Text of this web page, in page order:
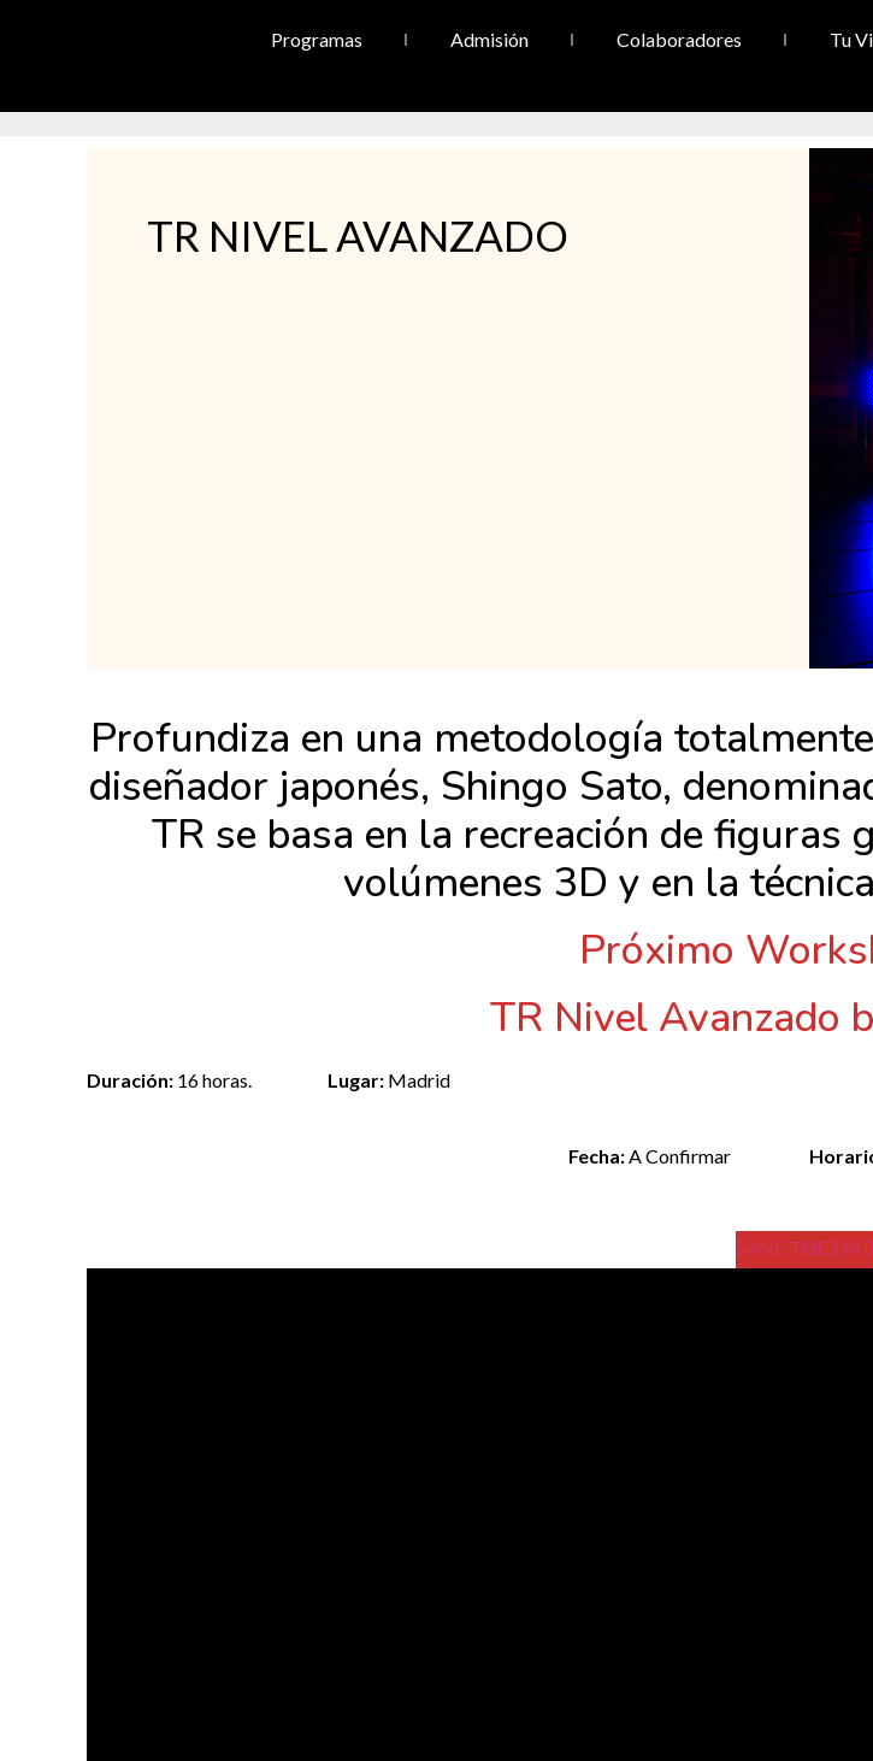
Programas Admisión Colaboradores Tu
TR NIVEL AVANZADO
Profundiza en una metodología
diseñador japonés, Shingo Sato,
TR se basa en la recreación de figuras
volúmenes 3D y en la
Próximo
TR Nivel Avanzado
Duración: 16 horas. Lugar: Madrid
Fecha:A Confirmar
SAVE THE